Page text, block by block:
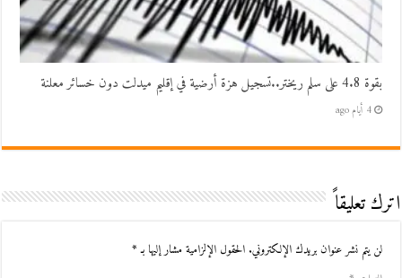
بقوة 4.8 على سلم ريختر..تسجيل هزة أرضية في إقليم ميدلت دون خسائر معلنة
4 أيام ago
اترك تعليقاً
لن يتم نشر عنوان بريدك الإلكتروني. الحقول الإلزامية مشار إليها بـ*